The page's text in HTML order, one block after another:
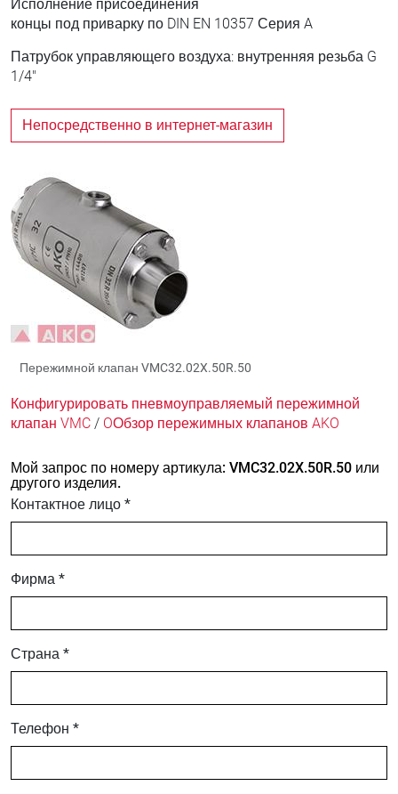
Исполнение присоединения
концы под приварку по DIN EN 10357 Серия A
Патрубок управляющего воздуха: внутренняя резьба G
1/4"
Непосредственно в интернет-магазин
Пережимной клапан VMC32.02X.50R.50
Конфигурировать пневмоуправляемый пережимной
клапан VMC / OОбзор пережимных клапанов AKO
Мой запрос по номеру артикула: VMC32.02X.50R.50 или
другого изделия.
Контактное лицо *
Фирма *
Страна *
Телефон *